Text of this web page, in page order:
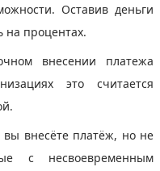
Оставив деньги
на процентах.
внесении платежа
это считается
вы внесёте платёж, но не
с несвоевременным